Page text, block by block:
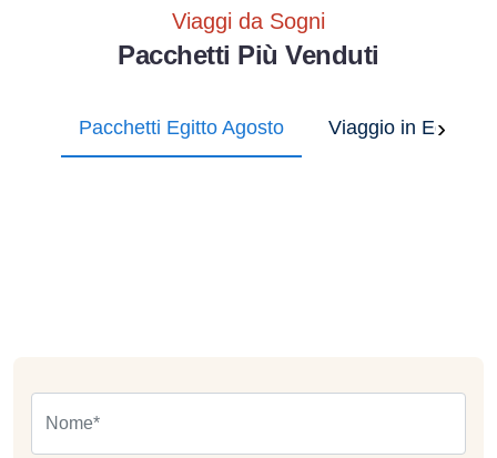
Viaggi da Sogni
Pacchetti Più Venduti
›
Pacchetti Egitto Agosto Viaggio in Egitto